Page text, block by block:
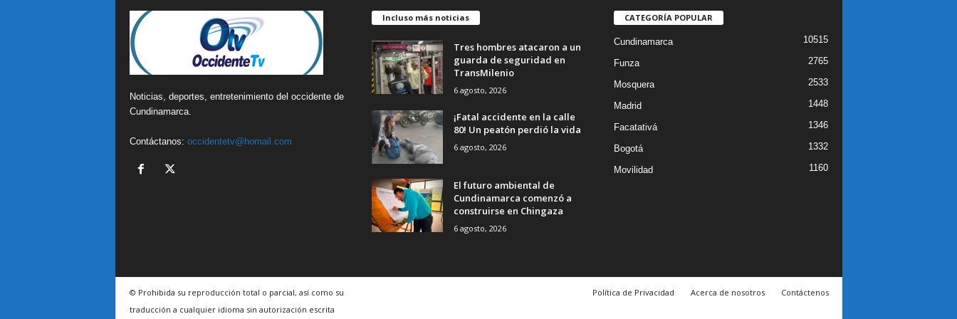
Noticias, deportes, entretenimiento del occidente de
Cundinamarca.
Contáctanos: occidentetv@homail.com
Incluso más noticias
Tres hombres atacaron a un
guarda de seguridad en
TransMilenio
6 agosto, 2026
¡Fatal accidente en la calle
80! Un peatón perdió la vida
6 agosto, 2026
El futuro ambiental de
Cundinamarca comenzó a
construirse en Chingaza
6 agosto, 2026
CATEGORÍA POPULAR
Cundinamarca 10515
Funza 2765
Mosquera 2533
Madrid 1448
Facatativá 1346
Bogotá 1332
Movilidad 1160
Política de Privacidad Acerca de nosotros Contáctenos
© Prohibida su reproducción total o parcial, así como su
traducción a cualquier idioma sin autorización escrita